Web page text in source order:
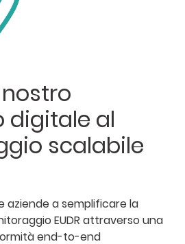
nostro
digitale al
scalabile
aziende a semplificare la
EUDR attraverso una
end-to-end